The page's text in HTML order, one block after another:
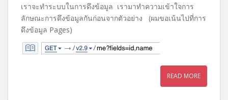
เราจะทำระบบในการดึงข้อมูล เรามาทำความเข้าใจการ
ลักษณะการดึงข้อมูลกันก่อนจากตัวอย่าง (ผมขอเน้นไปที่การ
ดึงข้อมูล Pages)
READ MORE